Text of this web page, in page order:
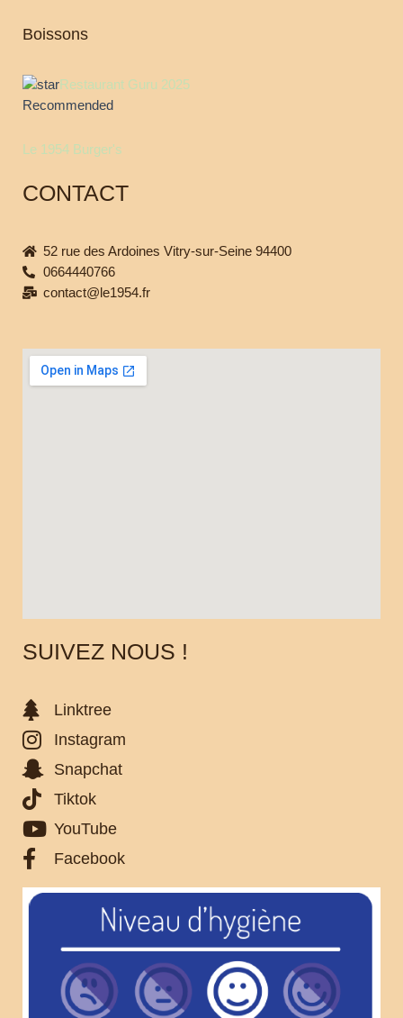
Boissons
Restaurant Guru 2025
Recommended
Le 1954 Burger's
CONTACT
52 rue des Ardoines Vitry-sur-Seine 94400
0664440766
contact@le1954.fr
SUIVEZ NOUS !
Linktree
Instagram
Snapchat
Tiktok
YouTube
Facebook